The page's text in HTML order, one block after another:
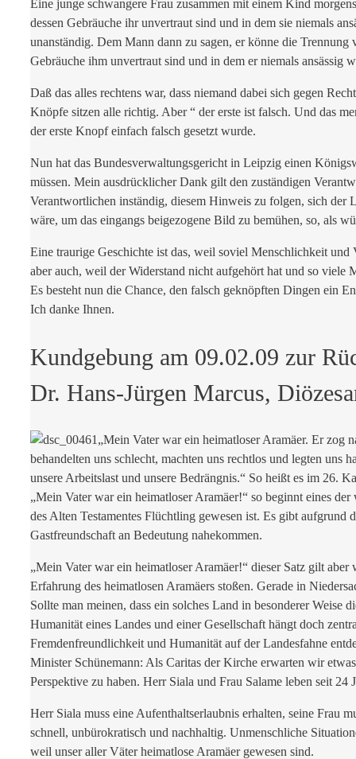
Eine junge schwangere Frau zusammen mit einem Kind
dessen Gebräuche ihr unvertraut sind und in dem sie niemals
unanständig. Dem Mann dann zu sagen, er könne die
Gebräuche ihm unvertraut sind und in dem er niemals ansässig
Daß das alles rechtens war, dass niemand dabei sich gegen
Knöpfe sitzen alle richtig. Aber “ der erste ist falsch. Und das
der erste Knopf einfach falsch gesetzt wurde.
Nun hat das Bundesverwaltungsgericht in Leipzig einen
müssen. Mein ausdrücklicher Dank gilt den zuständigen
Verantwortlichen inständig, diesem Hinweis zu folgen, sich der
wäre, um das eingangs beigezogene Bild zu bemühen, so, als
Eine traurige Geschichte ist das, weil soviel Menschlichkeit und
aber auch, weil der Widerstand nicht aufgehört hat und so
Es besteht nun die Chance, den falsch geknöpften Dingen ein
Ich danke Ihnen.
Kundgebung am 09.02.09 zur
Dr. Hans-Jürgen Marcus,
„Mein Vater war ein heimatloser Aramäer. Er zog
behandelten uns schlecht, machten uns rechtlos und legten uns
unsere Arbeitslast und unsere Bedrängnis.“ So heißt es im 26.
„Mein Vater war ein heimatloser Aramäer!“ so beginnt eines
des Alten Testamentes Flüchtling gewesen ist. Es gibt
Gastfreundschaft an Bedeutung nahekommen.
„Mein Vater war ein heimatloser Aramäer!“ dieser Satz gilt
Erfahrung des heimatlosen Aramäers stoßen. Gerade in
Sollte man meinen, dass ein solches Land in besonderer
Humanität eines Landes und einer Gesellschaft hängt doch
Fremdenfreundlichkeit und Humanität auf der Landesfahne
Minister Schünemann: Als Caritas der Kirche erwarten wir
Perspektive zu haben. Herr Siala und Frau Salame leben seit
Herr Siala muss eine Aufenthaltserlaubnis erhalten, seine Frau
schnell, unbürokratisch und nachhaltig. Unmenschliche
weil unser aller Väter heimatlose Aramäer gewesen sind.